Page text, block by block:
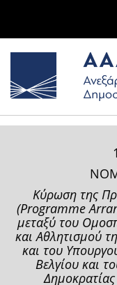
Κύρωση της
(Programme
μεταξύ του
και Αθλητισμού
και του
Βελγίου και